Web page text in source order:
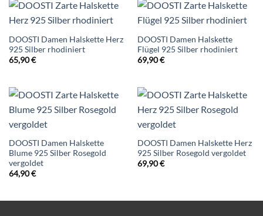
DOOSTI Damen Halskette Herz
925 Silber rhodiniert
65,90€
DOOSTI Damen Halskette
Flügel 925 Silber rhodiniert
69,90€
DOOSTI Damen Halskette
Blume 925 Silber Rosegold
vergoldet
64,90€
DOOSTI Damen Halskette Herz
925 Silber Rosegold vergoldet
69,90€